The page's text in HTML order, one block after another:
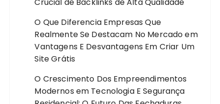
O Que Diferencia Empresas Que
Realmente Se Destacam No Mercadoem
Vantagens E Desvantagens Em Criar Um
Site Grátis
O Crescimento Dos Empreendimentos
Modernos em Tecnologia E Segurança